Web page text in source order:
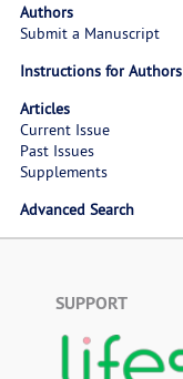
Authors
Submit a Manuscript
Instructions for Authors
Articles
Current Issue
Past Issues
Supplements
Advanced Search
SUPPORT